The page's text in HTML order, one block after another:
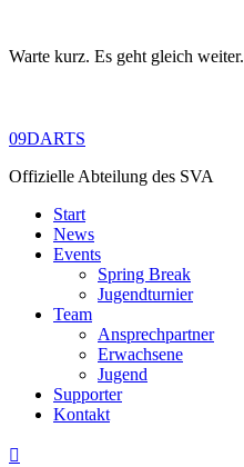
Warte kurz. Es geht gleich weiter.
content
09DARTS
Offizielle Abteilung des SVA
Start
News
Events
Spring Break
Jugendturnier
Team
Ansprechpartner
Erwachsene
Jugend
Supporter
Kontakt